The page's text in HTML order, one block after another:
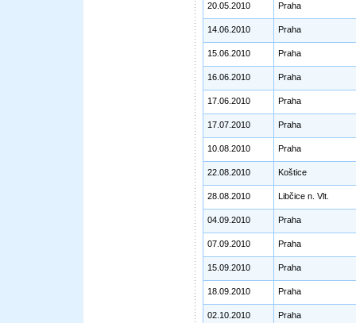
20.05.2010 Praha
14.06.2010 Praha
15.06.2010 Praha
16.06.2010 Praha
17.06.2010 Praha
17.07.2010 Praha
10.08.2010 Praha
22.08.2010 Koštice
28.08.2010 Libčice n. Vlt.
04.09.2010 Praha
07.09.2010 Praha
15.09.2010 Praha
18.09.2010 Praha
02.10.2010 Praha